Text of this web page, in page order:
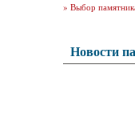
» Выбор
Новости